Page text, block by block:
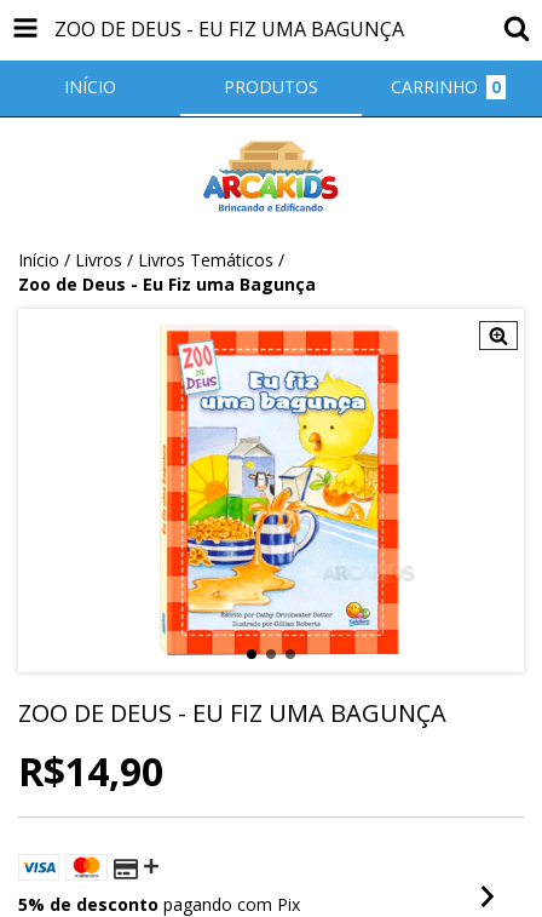
ZOO DE DEUS - EU FIZ UMA BAGUNÇA
INÍCIO PRODUTOS CARRINHO 0
Início / Livros / Livros Temáticos /
Zoo de Deus - Eu Fiz uma Bagunça
ZOO DE DEUS - EU FIZ UMA BAGUNÇA
R$14,90
5% de desconto pagando com Pix